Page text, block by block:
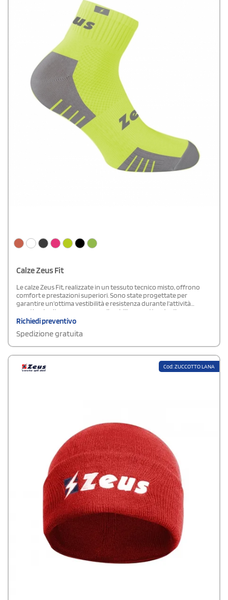
, con vestibilità aderente ma non costrittiva, cuciture
rinforzate per resistenza nel tempo e taglie disponibili per adulti e
Bozza grafica gratuita, stampa solo dopo la tua approvazione,
spedizione inclusa su tutto il territorio italiano.
Continua a leggere...
Calze Zeus Fit
Le calze Zeus Fit, realizzate in un tessuto tecnico misto, offrono
comfort e prestazioni superiori. Sono state progettate per
garantire un'ottima vestibilità e resistenza durante l'attività
sportiva. Inoltre, sono personalizzabili, permettendo di
aggiungere il proprio logo o design. Ideali per atleti e appassionati
prodotto.Composizione: 40% Microfibra Poliammidica / 24%
Poliammide / 16% Poliestere / 15 Polipropilene / 5% Elasthan
Richiedi preventivo
Spedizione gratuita
Cod: ZUCCOTTO LANA